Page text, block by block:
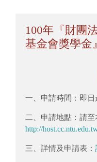
100年『財團
基金會獎學金
一、申請時間：即日
二、申請地點：請
http://
三、詳情及申請表：